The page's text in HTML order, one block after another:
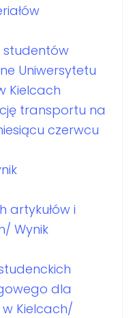
studentów
Uniwersytetu
Kielcach
transportu na
czerwcu
artykułów i
Wynik
dla
Kielcach/